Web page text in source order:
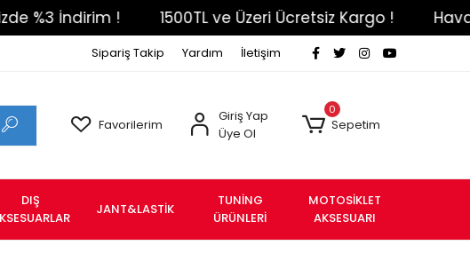
İndirim ! 1500TL ve Üzeri Ücretsiz Kargo ! Havale
Sipariş Takip Yardım İletişim
Favorilerim
Giriş Yap
Üye Ol
0
Sepetim
DIŞ
JANT&LASTİK
TUNİNG
ÜRÜNLERİ
MOTOSİKLET
AKSESUARI